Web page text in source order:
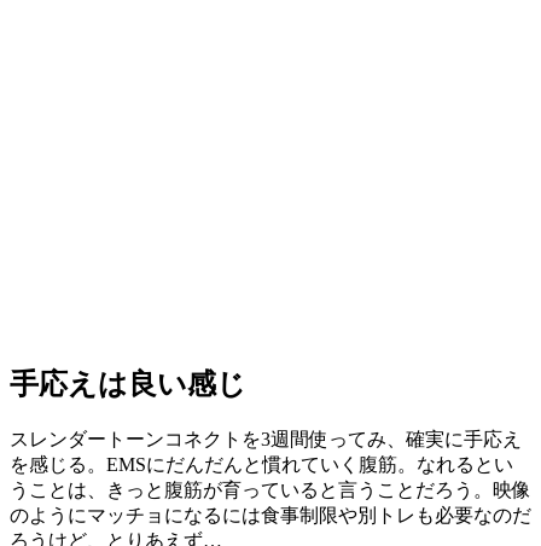
手応えは良い感じ
スレンダートーンコネクトを3週間使ってみ、確実に手応え
を感じる。EMSにだんだんと慣れていく腹筋。なれるとい
うことは、きっと腹筋が育っていると言うことだろう。映像
のようにマッチョになるには食事制限や別トレも必要なのだ
ろうけど、とりあえず…